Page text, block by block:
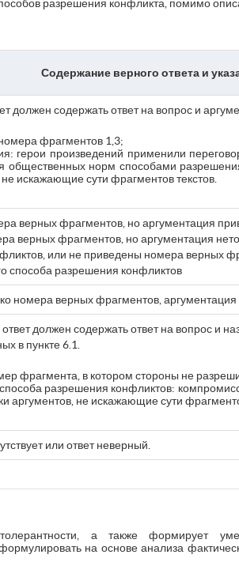
разрешения конфликта, помимо
Содержание верного ответа и
должен содержать ответ на вопрос и
фрагментов 1,3;
герои произведений применили
общественных норм способами
искажающие сути фрагментов текстов.
верных фрагментов, но аргументация
верных фрагментов, но аргументация
или не приведены номера верных
способа разрешения конфликтов
номера верных фрагментов, аргументация
должен содержать ответ на вопрос и
в пункте 6.1.
фрагмента, в котором стороны не
разрешения конфликтов:
аргументов, не искажающие сути
или ответ неверный.
толерантности, а также формирует
на основе анализа